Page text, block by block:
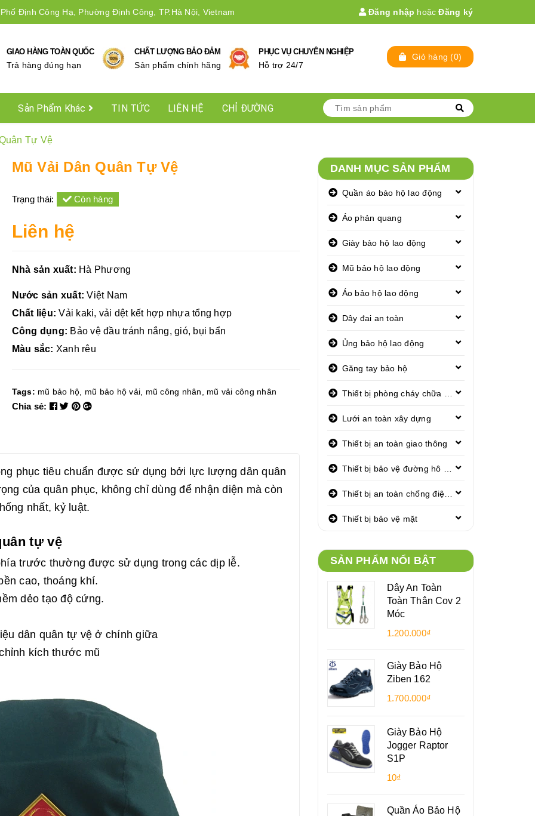
Định Công Hạ, Phường Định Công, TP.Hà Nội, Vietnam Đăng nhập hoặc Đăng ký
GIAO HÀNG TOÀN QUỐC
Trả hàng đúng hạn
CHẤT LƯỢNG BẢO ĐẢM
Sản phẩm chính hãng
PHỤC VỤ CHUYÊN NGHIỆP
Hỗ trợ 24/7
Giỏ hàng (0)
Sản Phẩm Khác TIN TỨC LIÊN HỆ CHỈ ĐƯỜNG
Tự Vệ
Mũ Vải Dân Quân Tự Vệ
Trạng thái: Còn hàng
Liên hệ
Nhà sản xuất: Hà Phương
Nước sản xuất: Việt Nam
Chất liệu: Vải kaki, vải dệt kết hợp nhựa tổng hợp
Công dụng: Bảo vệ đầu tránh nắng, gió, bụi bẩn
Màu sắc: Xanh rêu
Tags: mũ bảo hộ mũ bảo hộ vải mũ công nhân mũ vải công nhân
Chia sẻ:
phục tiêu chuẩn được sử dụng bởi lực lượng dân quân
của quân phục, không chỉ dùng để nhận diện mà còn
nhất, kỷ luật.
tự vệ
trước thường được sử dụng trong các dịp lễ.
cao, thoáng khí.
dẻo tạo độ cứng.
dân quân tự vệ ở chính giữa
kích thước mũ
DANH MỤC SẢN PHẨM
Quần áo bảo hộ lao động
Áo phản quang
Giày bảo hộ lao động
Mũ bảo hộ lao động
Áo bảo hộ lao động
Dây đai an toàn
Ủng bảo hộ lao động
Găng tay bảo hộ
Lưới an toàn xây dựng
Thiết bị an toàn giao thông
Thiết bị bảo vệ mặt
SẢN PHẨM NỔI BẬT
Dây An Toàn
Toàn Thân Cov 2
Móc
1.200.000₫
Giày Bảo Hộ
Ziben 162
1.700.000₫
Giày Bảo Hộ
Jogger Raptor
S1P
10₫
Quần Áo Bảo Hộ